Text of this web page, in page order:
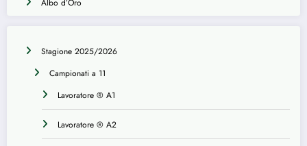
Albo d’Oro
Stagione 2025/2026
Campionati a 11
Lavoratore ® A1
Lavoratore ® A2